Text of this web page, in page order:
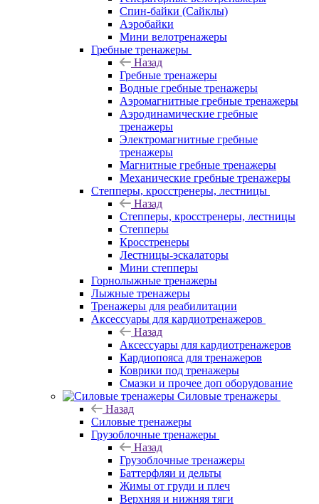
Спин-байки (Сайклы)
Аэробайки
Мини велотренажеры
Гребные тренажеры
Назад
Гребные тренажеры
Водные гребные тренажеры
Аэромагнитные гребные тренажеры
Аэродинамические гребные
тренажеры
Электромагнитные гребные
тренажеры
Магнитные гребные тренажеры
Механические гребные тренажеры
Степперы, кросстренеры, лестницы
Назад
Степперы, кросстренеры, лестницы
Степперы
Кросстренеры
Лестницы-эскалаторы
Мини степперы
Горнолыжные тренажеры
Лыжные тренажеры
Тренажеры для реабилитации
Аксессуары для кардиотренажеров
Назад
Аксессуары для кардиотренажеров
Кардиопояса для тренажеров
Коврики под тренажеры
Смазки и прочее доп оборудование
Силовые тренажеры
Назад
Силовые тренажеры
Грузоблочные тренажеры
Назад
Грузоблочные тренажеры
Баттерфляи и дельты
Жимы от груди и плеч
Верхняя и нижняя тяги